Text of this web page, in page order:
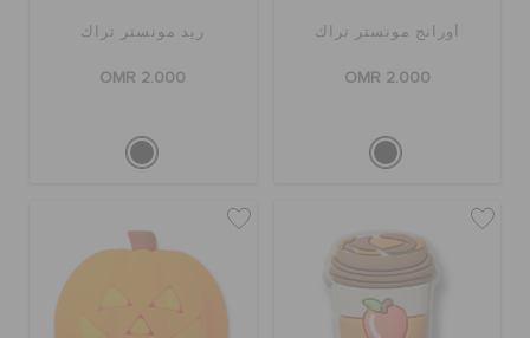
أورانج مونستر تراك
OMR 2.000
ريد مونستر تراك
OMR 2.000